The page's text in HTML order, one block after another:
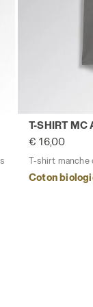
ATONY
T-shirt
T-SHIRT MC
€ 16,00
T-shirt manche
Coton